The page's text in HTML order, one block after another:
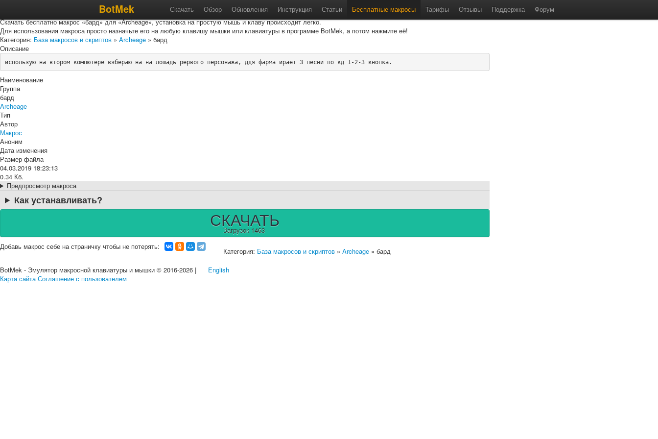
BotMek Скачать Обзор Обновления Инструкция Статьи Бесплатные макросы Тарифы Отзывы Поддержка Форум
Макрос «бард» для «Archeage»
Скачать бесплатно макрос «бард» для «Archeage», установка на простую мышь и клаву происходит легко.
Для использования макроса просто назначьте его на любую клавишу мышки или клавиатуры в программе BotMek, а потом нажмите её!
Категория: База макросов и скриптов » Archeage » бард
Описание
использую на втором компютере взбераю на на лошадь рервого персонажа, ддя фарма ирает 3 песни по кд 1-2-3 кнопка.
Наименование
Группа
бард
Archeage
Тип
Автор
Макрос
Аноним
Дата изменения
Размер файла
04.03.2019 18:23:13
0.34 Кб.
Предпросмотр макроса
Как устанавливать?
СКАЧАТЬ
Загрузок 1463
Добавь макрос себе на страничку чтобы не потерять:
Категория: База макросов и скриптов » Archeage » бард
BotMek - Эмулятор макросной клавиатуры и мышки © 2016-2026 |
English
Карта сайта Соглашение с пользователем